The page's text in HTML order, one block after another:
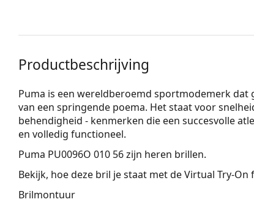
Productbeschrijving
Puma is een wereldberoemd sportmodemerk
van een springende poema. Het staat voor
behendigheid - kenmerken die een succesvolle
en volledig functioneel.
Puma PU0096O 010 56zijn heren brillen.
Bekijk, hoe deze bril je staat met de Virtual Try-On
Brilmontuur